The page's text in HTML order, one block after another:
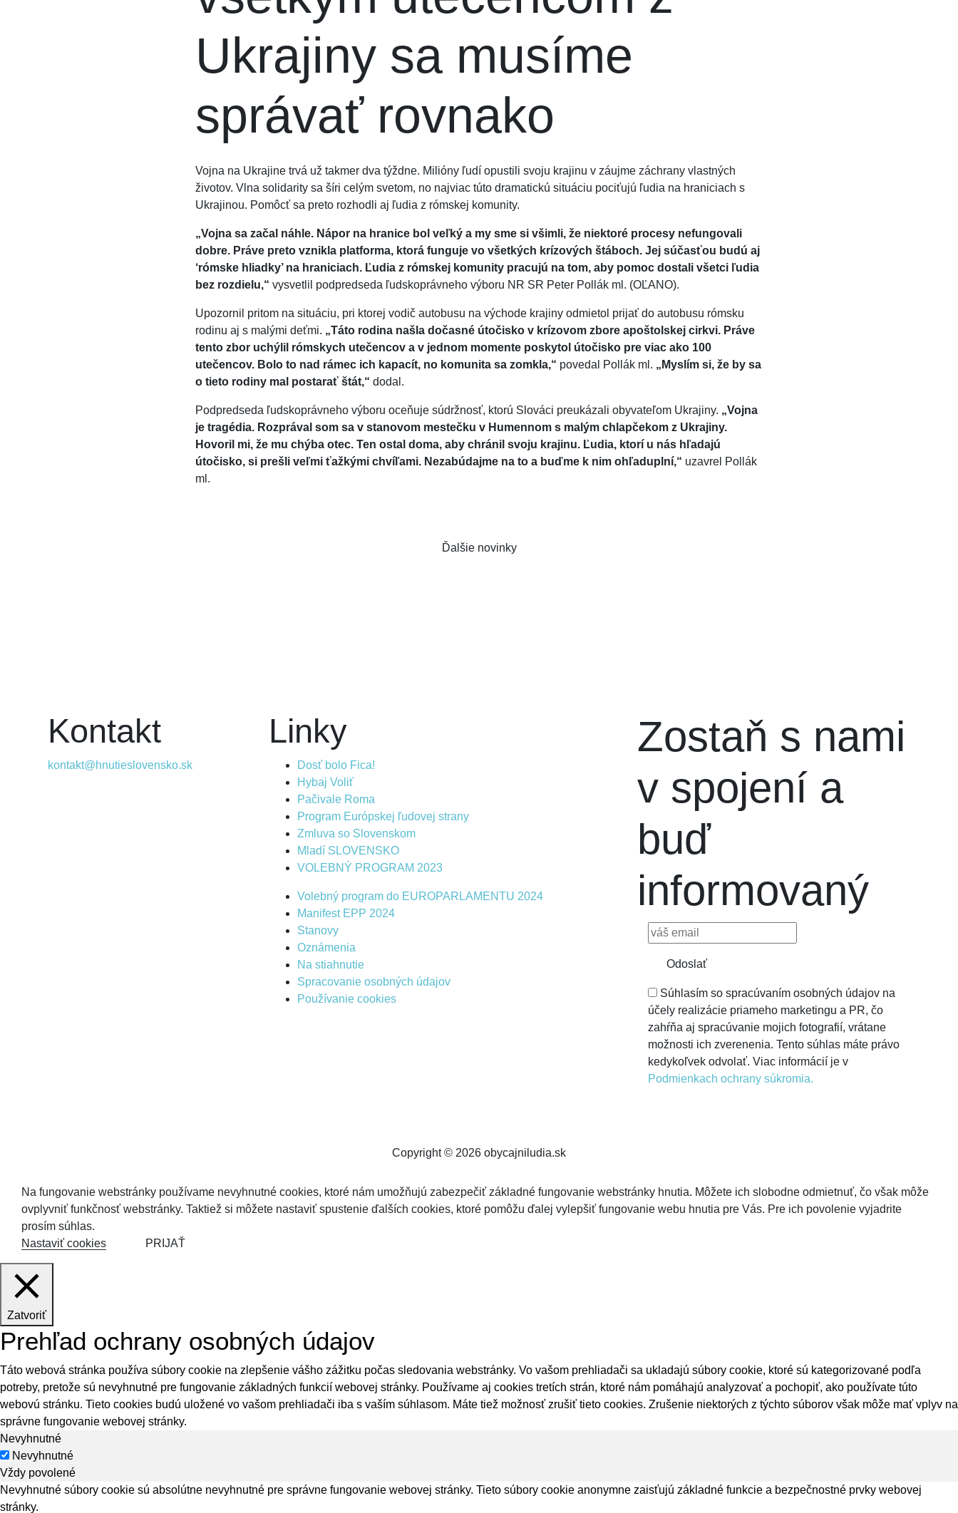
Ukrajiny sa musíme
správať rovnako
Vojna na Ukrajine trvá už takmer dva týždne. Milióny ľudí opustili svoju krajinu v záujme záchrany vlastných
životov. Vlna solidarity sa šíri celým svetom, no najviac túto dramatickú situáciu pociťujú ľudia na hraniciach s
Ukrajinou. Pomôcť sa preto rozhodli aj ľudia z rómskej komunity.
„Vojna sa začal náhle. Nápor na hranice bol veľký a my sme si všimli, že niektoré procesy nefungovali
dobre. Práve preto vznikla platforma, ktorá funguje vo všetkých krízových štáboch. Jej súčasťou budú aj
‘rómske hliadky’ na hraniciach. Ľudia z rómskej komunity pracujú na tom, aby pomoc dostali všetci ľudia
bez rozdielu,“ vysvetlil podpredseda ľudskoprávneho výboru NR SR Peter Pollák ml. (OĽANO).
Upozornil pritom na situáciu, pri ktorej vodič autobusu na východe krajiny odmietol prijať do autobusu rómsku
rodinu aj s malými deťmi. „Táto rodina našla dočasné útočisko v krízovom zbore apoštolskej cirkvi. Práve
tento zbor uchýlil rómskych utečencov a v jednom momente poskytol útočisko pre viac ako 100
utečencov. Bolo to nad rámec ich kapacít, no komunita sa zomkla,“ povedal Pollák ml. „Myslím si, že by sa
o tieto rodiny mal postarať štát,“ dodal.
Podpredseda ľudskoprávneho výboru oceňuje súdržnosť, ktorú Slováci preukázali obyvateľom Ukrajiny. „Vojna
je tragédia. Rozprával som sa v stanovom mestečku v Humennom s malým chlapčekom z Ukrajiny.
Hovoril mi, že mu chýba otec. Ten ostal doma, aby chránil svoju krajinu. Ľudia, ktorí u nás hľadajú
útočisko, si prešli veľmi ťažkými chvíľami. Nezabúdajme na to a buďme k nim ohľaduplní,“ uzavrel Pollák
ml.
Ďalšie novinky
Kontakt
kontakt@hnutieslovensko.sk
Linky
Dosť bolo Fica!
Hybaj Voliť
Pačivale Roma
Program Európskej ľudovej strany
Zmluva so Slovenskom
Mladí SLOVENSKO
VOLEBNÝ PROGRAM 2023
Volebný program do EUROPARLAMENTU 2024
Manifest EPP 2024
Stanovy
Oznámenia
Na stiahnutie
Spracovanie osobných údajov
Používanie cookies
Zostaň s nami
v spojení a
buď
informovaný
Odoslať
Súhlasím so spracúvaním osobných údajov na
účely realizácie priameho marketingu a PR, čo
zahŕňa aj spracúvanie mojich fotografií, vrátane
možnosti ich zverenenia. Tento súhlas máte právo
kedykoľvek odvolať. Viac informácií je v
Podmienkach ochrany súkromia.
Copyright © 2026 obycajniludia.sk
Na fungovanie webstránky používame nevyhnutné cookies, ktoré nám umožňujú zabezpečiť základné fungovanie webstránky hnutia. Môžete ich slobodne odmietnuť, čo však môže
ovplyvniť funkčnosť webstránky. Taktiež si môžete nastaviť spustenie ďalších cookies, ktoré pomôžu ďalej vylepšiť fungovanie webu hnutia pre Vás. Pre ich povolenie vyjadrite
prosím súhlas.
Nastaviť cookies
PRIJAŤ
Zatvoriť
Prehľad ochrany osobných údajov
Táto webová stránka používa súbory cookie na zlepšenie vášho zážitku počas sledovania webstránky. Vo vašom prehliadači sa ukladajú súbory cookie, ktoré sú kategorizované podľa
potreby, pretože sú nevyhnutné pre fungovanie základných funkcií webovej stránky. Používame aj cookies tretích strán, ktoré nám pomáhajú analyzovať a pochopiť, ako používate túto
webovú stránku. Tieto cookies budú uložené vo vašom prehliadači iba s vaším súhlasom. Máte tiež možnosť zrušiť tieto cookies. Zrušenie niektorých z týchto súborov však môže mať vplyv na
správne fungovanie webovej stránky.
Nevyhnutné
Nevyhnutné
Vždy povolené
Nevyhnutné súbory cookie sú absolútne nevyhnutné pre správne fungovanie webovej stránky. Tieto súbory cookie anonymne zaisťujú základné funkcie a bezpečnostné prvky webovej
stránky.